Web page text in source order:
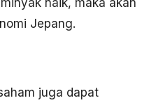
Jepang.
juga dapat